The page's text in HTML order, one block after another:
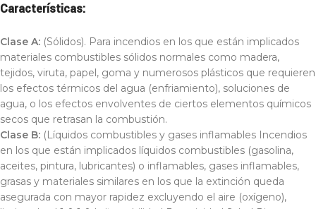
Características:
Clase A: (Sólidos). Para incendios en los que están implicados
materiales combustibles sólidos normales como madera,
tejidos, viruta, papel, goma y numerosos plásticos que requieren
los efectos térmicos del agua (enfriamiento), soluciones de
agua, o los efectos envolventes de ciertos elementos químicos
secos que retrasan la combustión.
Clase B: (Líquidos combustibles y gases inflamables Incendios
en los que están implicados líquidos combustibles (gasolina,
aceites, pintura, lubricantes) o inflamables, gases inflamables,
grasas y materiales similares en los que la extinción queda
asegurada con mayor rapidez excluyendo el aire (oxígeno),